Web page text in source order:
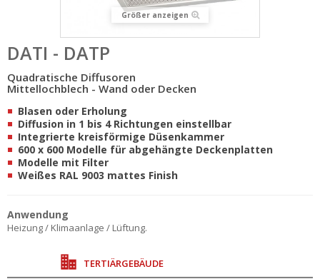
Größer anzeigen
DATI - DATP
Quadratische Diffusoren
Mittellochblech - Wand oder Decken
Blasen oder Erholung
Diffusion in 1 bis 4 Richtungen einstellbar
Integrierte kreisförmige Düsenkammer
600 x 600 Modelle für abgehängte Deckenplatten
Modelle mit Filter
Weißes RAL 9003 mattes Finish
Anwendung
Heizung / Klimaanlage / Lüftung.
TERTIÄRGEBÄUDE